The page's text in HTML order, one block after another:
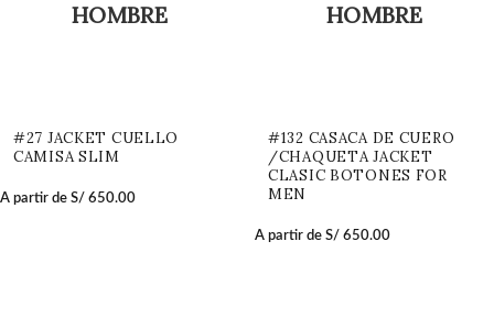
HOMBRE
HOMBRE
#27 JACKET CUELLO
CAMISA SLIM
A partir de S/ 650.00
#132 CASACA DE CUERO
/CHAQUETA JACKET
CLASIC BOTONES FOR
MEN
A partir de S/ 650.00